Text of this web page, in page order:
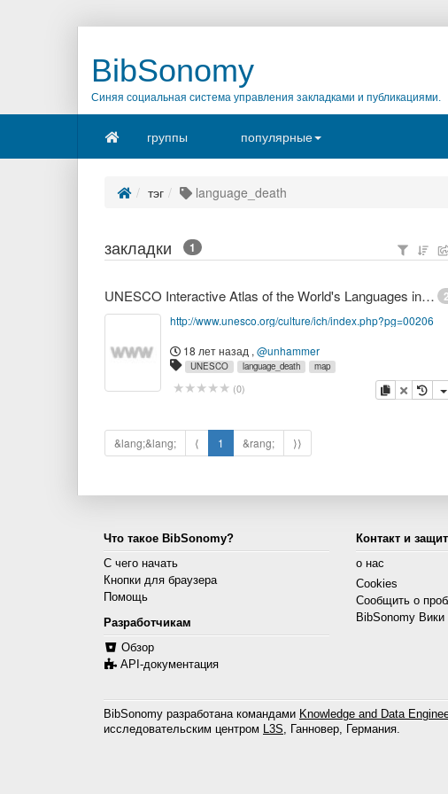
BibSonomy
Синяя социальная система управления закладками и публикациями.
группы популярные
тэг language_death
закладки 1
2
UNESCO Interactive Atlas of the World's Languages in Danger
http://www.unesco.org/culture/ich/index.php?pg=00206
18 лет назад , @unhammer
UNESCO language_death map
(0) копировать
удалить
&lang;&lang; ⟨ 1 &rang; ⟩⟩
Что такое BibSonomy?
С чего начать
Кнопки для браузера
Помощь
Разработчикам
Обзор
API-документация
Контакт и
о нас
Cookies
Сообщить о
BibSonomy Вики
BibSonomy разработана командами Knowledge and Data
исследовательским центром L3S, Ганновер, Германия.